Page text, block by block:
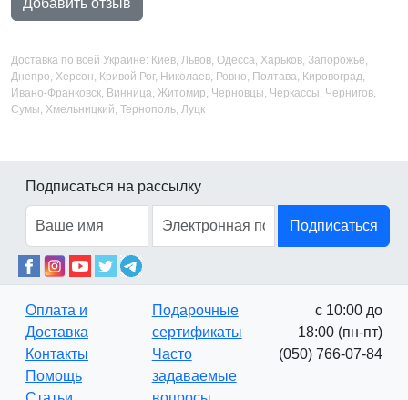
Доставка по всей Украине: Киев, Львов, Одесса, Харьков, Запорожье,
Днепро, Херсон, Кривой Рог, Николаев, Ровно, Полтава, Кировоград,
Ивано-Франковск, Винница, Житомир, Черновцы, Черкассы, Чернигов,
Сумы, Хмельницкий, Тернополь, Луцк
Подписаться на рассылку
Подписаться
Оплата и
Доставка
Контакты
Помощь
Подарочные
сертификаты
Часто
задаваемые
с 10:00 до
18:00 (пн-пт)
(050) 766-07-84